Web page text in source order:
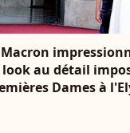
look au détail
Dames à